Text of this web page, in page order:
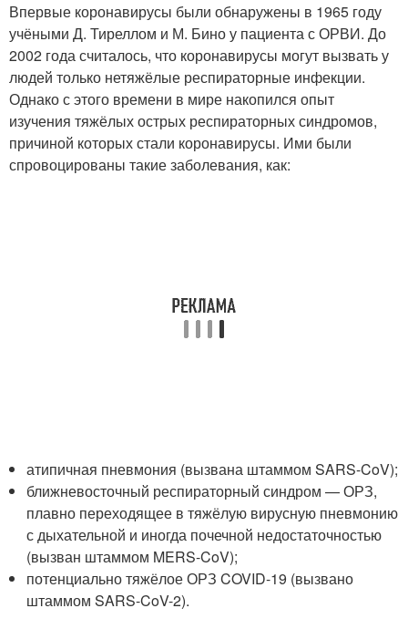
Впервые коронавирусы были обнаружены в 1965 году
учёными Д. Тиреллом и М. Бино у пациента с ОРВИ. До
2002 года считалось, что коронавирусы могут вызвать у
людей только нетяжёлые респираторные инфекции.
Однако с этого времени в мире накопился опыт
изучения тяжёлых острых респираторных синдромов,
причиной которых стали коронавирусы. Ими были
спровоцированы такие заболевания, как:
атипичная пневмония (вызвана штаммом SARS-CoV);
ближневосточный респираторный синдром — ОРЗ,
плавно переходящее в тяжёлую вирусную пневмонию
с дыхательной и иногда почечной недостаточностью
(вызван штаммом MERS-CoV);
потенциально тяжёлое ОРЗ COVID-19 (вызвано
штаммом SARS-CoV-2).